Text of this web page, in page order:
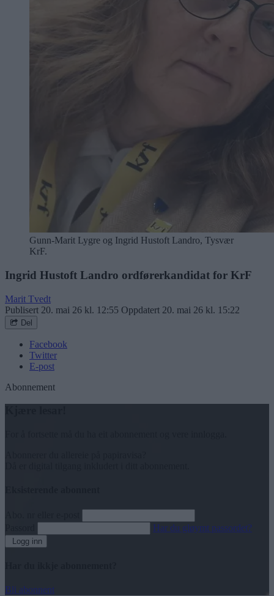
Gunn-Marit Lygre og Ingrid Hustoft Landro, Tysvær
KrF.
Ingrid Hustoft Landro ordførerkandidat for KrF
Marit Tvedt
Publisert 20. mai 26 kl. 12:55 Oppdatert 20. mai 26 kl. 15:22
Del
Facebook
Twitter
E-post
Abonnement
Har du gløymt passordet?
Logg inn
Bli abonnent